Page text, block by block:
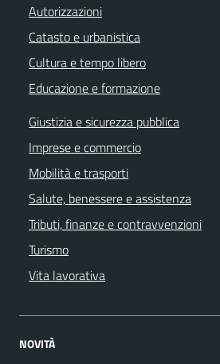
Autorizzazioni
Catasto e urbanistica
Cultura e tempo libero
Educazione e formazione
Giustizia e sicurezza pubblica
Imprese e commercio
Mobilità e trasporti
Salute, benessere e assistenza
Tributi, finanze e contravvenzioni
Turismo
Vita lavorativa
NOVITÀ